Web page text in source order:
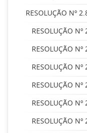
RESOLUÇÃO Nº
RESOLUÇÃO
RESOLUÇÃO
RESOLUÇÃO
RESOLUÇÃO
RESOLUÇÃO
RESOLUÇÃO